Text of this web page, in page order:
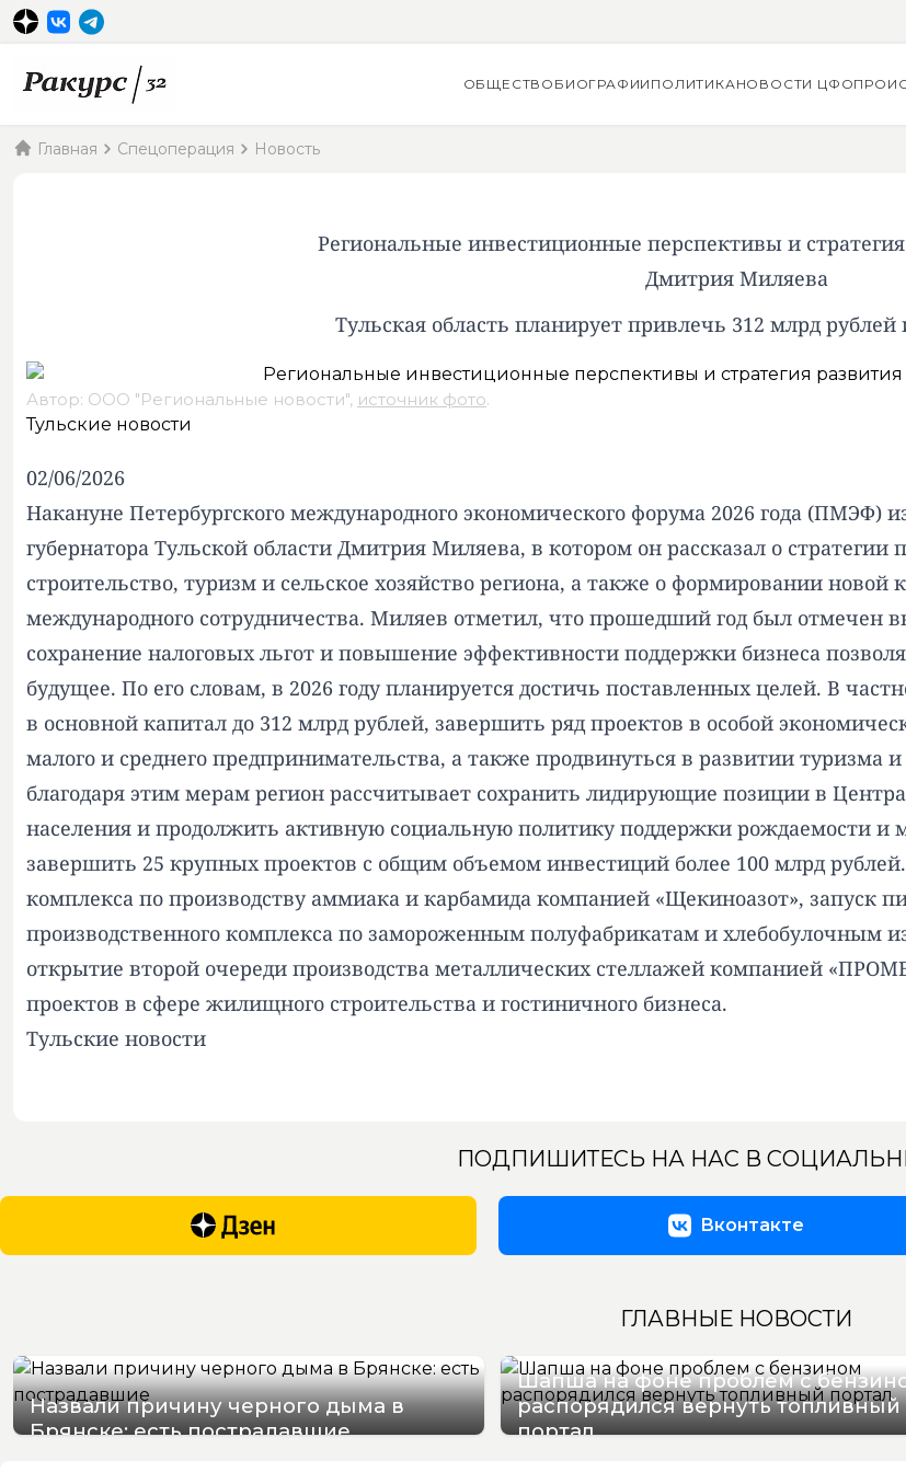
ОБЩЕСТВО БИОГРАФИИ ПОЛИТИКАНОВОСТИ ЦФО
Главная Спецоперация Новость
Региональные инвестиционные перспективы и стратегия
Дмитрия Миляева
Тульская область планирует привлечь 312 млрд рублей
Автор: ООО "Региональные новости", источник фото.
Тульские новости
02/06/2026
Накануне Петербургского международного экономического форума 2026 года (ПМЭФ)
губернатора Тульской области Дмитрия Миляева, в котором он рассказал о
строительство, туризм и сельское хозяйство региона, а также о формировании
международного сотрудничества. Миляев отметил, что прошедший год был отмечен
сохранение налоговых льгот и повышение эффективности поддержки бизнеса
будущее. По его словам, в 2026 году планируется достичь поставленных целей. В
в основной капитал до 312 млрд рублей, завершить ряд проектов в особой
малого и среднего предпринимательства, а также продвинуться в развитии туризма
благодаря этим мерам регион рассчитывает сохранить лидирующие позиции в
населения и продолжить активную социальную политику поддержки рождаемости и
завершить 25 крупных проектов с общим объемом инвестиций более 100 млрд
комплекса по производству аммиака и карбамида компанией «Щекиноазот», запуск
производственного комплекса по замороженным полуфабрикатам и хлебобулочным
открытие второй очереди производства металлических стеллажей компанией
проектов в сфере жилищного строительства и гостиничного бизнеса.
Тульские новости
ПОДПИШИТЕСЬ НА НАС В
Вконтакте
ГЛАВНЫЕ НОВОСТИ
Назвали причину черного дыма в
Брянске: есть пострадавшие
Шапша на фоне проблем с
распорядился вернуть топливный
портал